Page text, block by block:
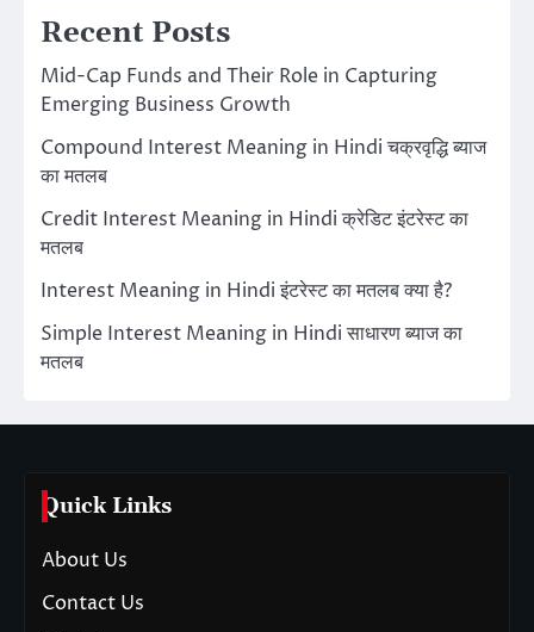
Recent Posts
Mid-Cap Funds and Their Role in Capturing
Emerging Business Growth
Compound Interest Meaning in Hindi चक्रवृद्धि ब्याज
का मतलब
Credit Interest Meaning in Hindi क्रेडिट इंटरेस्ट का
मतलब
Interest Meaning in Hindi इंटरेस्ट का मतलब क्या है?
Simple Interest Meaning in Hindi साधारण ब्याज का
मतलब
Quick Links
About Us
Contact Us